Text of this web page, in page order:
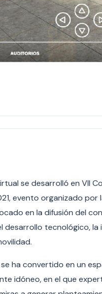
se desarrolló en VII
evento organizado
en la difusión del
desarrollo tecnológico,
ha convertido en un
idóneo, en el que